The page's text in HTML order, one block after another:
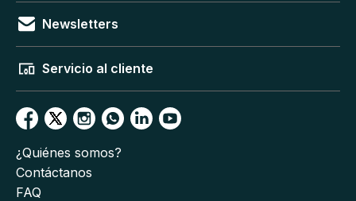
Newsletters
Servicio al cliente
¿Quiénes somos?
Contáctanos
FAQ